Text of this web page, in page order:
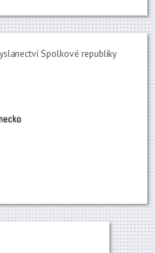
Spolkové republiky